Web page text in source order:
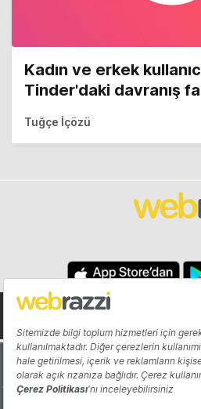
Kadın ve erkek
Tinder'daki davranış
Tuğçe İçözü
Hakkında